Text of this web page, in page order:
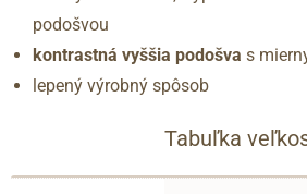
podošvou
kontrastná vyššia podošva s
lepený výrobný spôsob
Tabuľka